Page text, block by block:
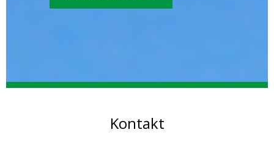
Kontakt